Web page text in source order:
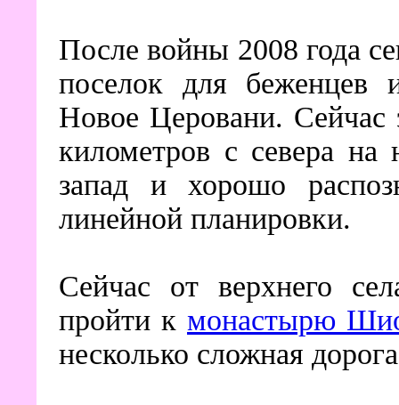
После войны 2008 года
поселок для беженцев
Новое Церовани. Сейчас
километров с севера
запад и хорошо
линейной планировки.
Сейчас от верхнего
пройти к монастырю
несколько сложная